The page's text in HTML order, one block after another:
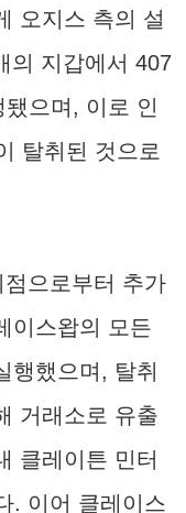
오지스 측의 설
의 지갑에서 407
으며, 이로 인
탈취된 것으로
으로부터 추가
이스왑의 모든
행했으며, 탈취
거래소로 유출
클레이튼 민터
. 이어 클레이스